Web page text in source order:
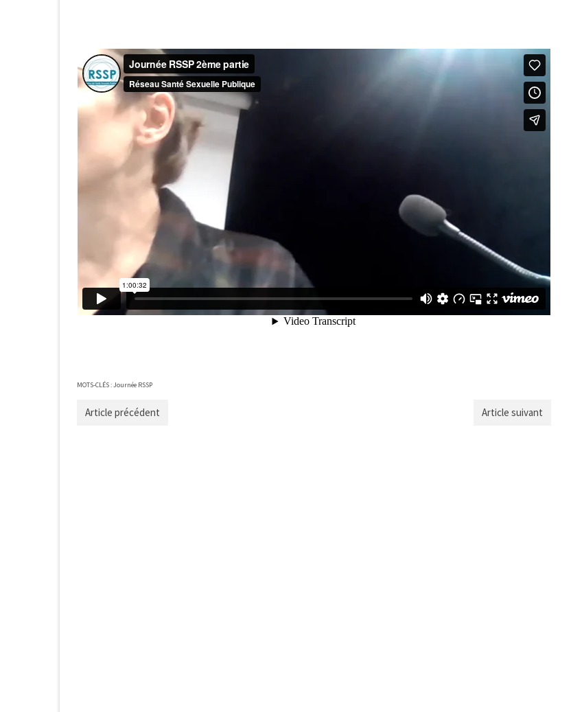
MOTS-CLÉS :Journée RSSP
Article précédent Article suivant